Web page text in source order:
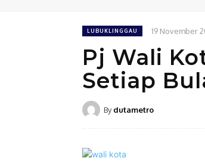
LUBUKLINGGAU 19 November
Pj Wali
Setiap
By dutametro